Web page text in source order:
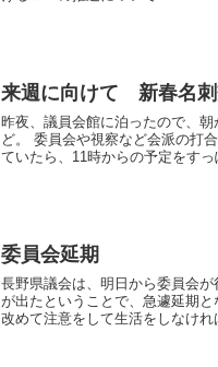
来週に向けて 新春名
昨夜、議員会館に泊ったので、
ど。 委員会や視察など会派の打
ていたら、11時からの予定をすっ
委員会延期
長野県議会は、明日から委員会
が出たということで、急遽延期
改めて注意をして生活をしなけれ